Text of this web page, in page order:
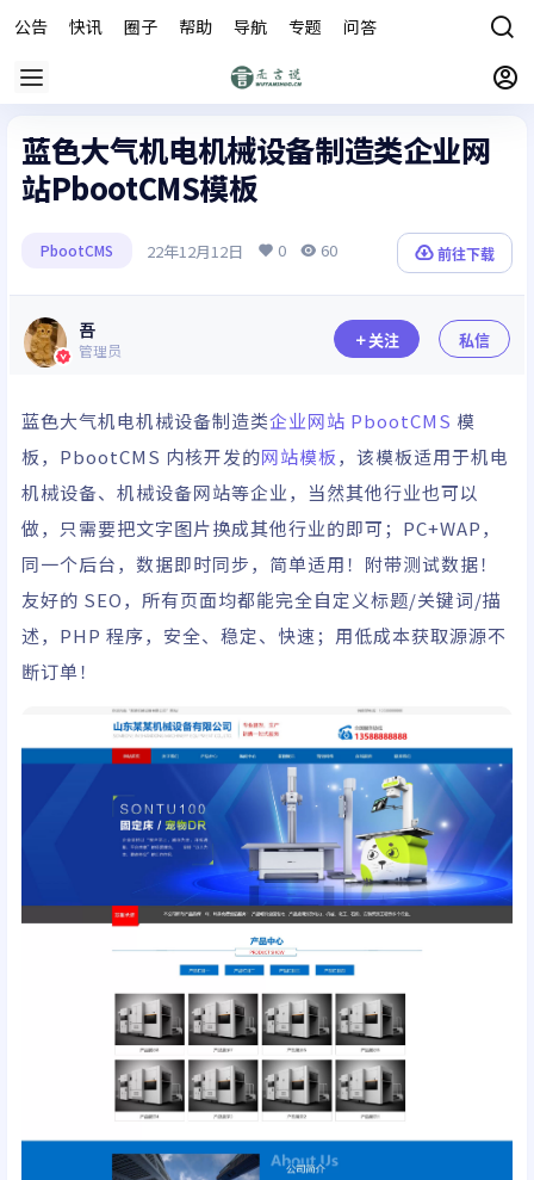
公告 快讯 圈子 帮助 导航 专题 问答
蓝色大气机电机械设备制造类企业网
站PbootCMS模板
PbootCMS 22年12月12日 0 60 前往下载
吾
管理员 关注 私信
蓝色大气机电机械设备制造类企业网站 PbootCMS 模
板，PbootCMS 内核开发的网站模板，该模板适用于机电
机械设备、机械设备网站等企业，当然其他行业也可以
做，只需要把文字图片换成其他行业的即可；PC+WAP，
同一个后台，数据即时同步，简单适用！附带测试数据！
友好的 SEO，所有页面均都能完全自定义标题/关键词/描
述，PHP 程序，安全、稳定、快速；用低成本获取源源不
断订单！